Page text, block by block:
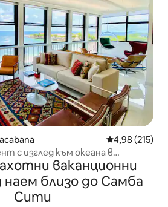
Средна
4,98 (215)
с изглед към океана в
ваканционни
близо до Самба
Сити